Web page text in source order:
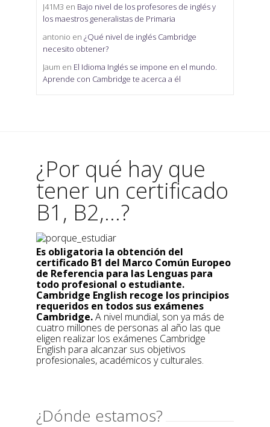
J41M3 en Bajo nivel de los profesores de inglés y
los maestros generalistas de Primaria
antonio en ¿Qué nivel de inglés Cambridge
necesito obtener?
Jaum en El Idioma Inglés se impone en el mundo.
Aprende con Cambridge te acerca a él
¿Por qué hay que
tener un certificado
B1, B2,...?
Es obligatoria la obtención del
certificado B1 del Marco Común Europeo
de Referencia para las Lenguas para
todo profesional o estudiante.
Cambridge English recoge los principios
requeridos en todos sus exámenes
Cambridge.A nivel mundial, son ya más de
cuatro millones de personas al año las que
eligen realizar los exámenes Cambridge
English para alcanzar sus objetivos
profesionales, académicos y culturales.
¿Dónde estamos?